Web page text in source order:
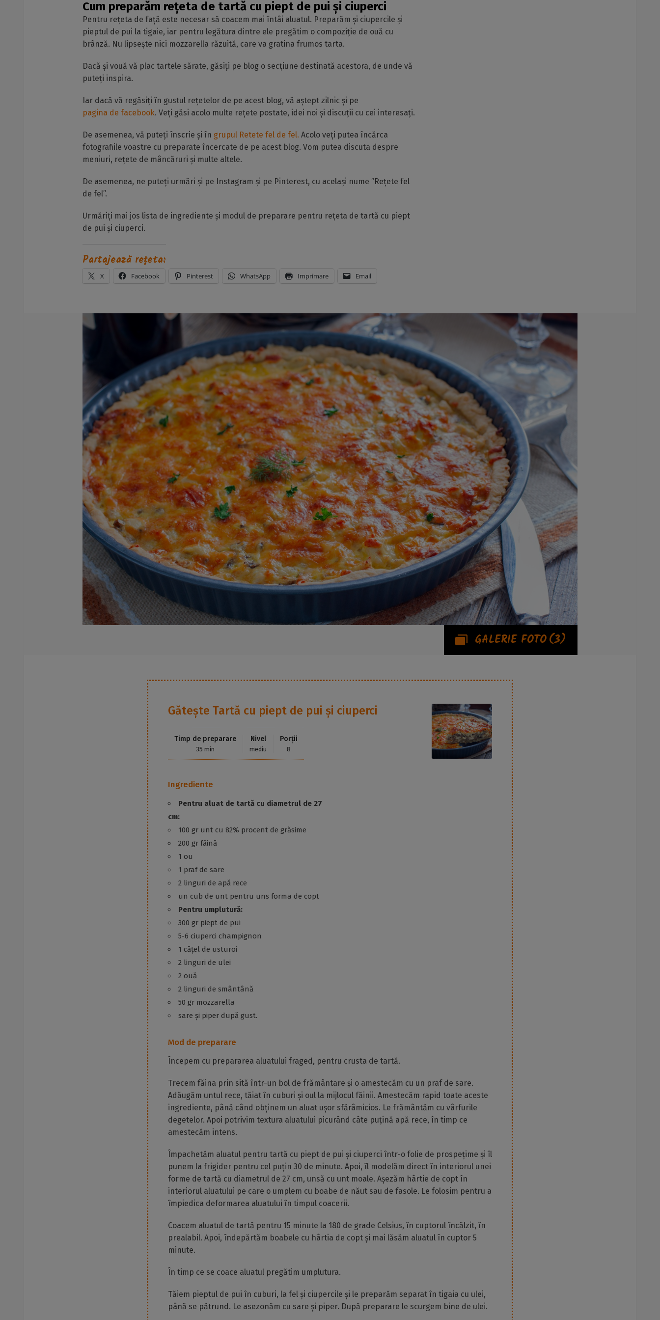
Cum preparăm rețeta de tartă cu piept de pui și ciuperci
Pentru rețeta de față este necesar să coacem mai întâi aluatul. Preparăm și ciupercile și
pieptul de pui la tigaie, iar pentru legătura dintre ele pregătim o compoziție de ouă cu
brânză. Nu lipsește nici mozzarella răzuită, care va gratina frumos tarta.
Dacă și vouă vă plac tartele sărate, găsiți pe blog o secțiune destinată acestora, de unde vă
puteți inspira.
Iar dacă vă regăsiți în gustul rețetelor de pe acest blog, vă aștept zilnic și pe
pagina de facebook. Veți găsi acolo multe rețete postate, idei noi și discuții cu cei interesați.
De asemenea, vă puteți înscrie și în grupul Retete fel de fel. Acolo veți putea încărca
fotografiile voastre cu preparate încercate de pe acest blog. Vom putea discuta despre
meniuri, rețete de mâncăruri și multe altele.
De asemenea, ne puteți urmări și pe Instagram și pe Pinterest, cu același nume ”Rețete fel
de fel”.
Urmăriți mai jos lista de ingrediente și modul de preparare pentru rețeta de tartă cu piept
de pui și ciuperci.
Partajează rețeta:
X Facebook Pinterest WhatsApp Imprimare Email
GALERIE FOTO(3)
Gătește Tartă cu piept de pui și ciuperci
Timp de preparare
35 min
Nivel
mediu
Porții
8
Ingrediente
Pentru aluat de tartă cu diametrul de 27
cm:
100 gr unt cu 82% procent de grăsime
200 gr făină
1 ou
1 praf de sare
2 linguri de apă rece
un cub de unt pentru uns forma de copt
Pentru umplutură:
300 gr piept de pui
5-6 ciuperci champignon
1 cățel de usturoi
2 linguri de ulei
2 ouă
2 linguri de smântână
50 gr mozzarella
sare și piper după gust.
Mod de preparare
Începem cu prepararea aluatului fraged, pentru crusta de tartă.
Trecem făina prin sită într-un bol de frământare și o amestecăm cu un praf de sare.
Adăugăm untul rece, tăiat în cuburi și oul la mijlocul făinii. Amestecăm rapid toate aceste
ingrediente, până când obținem un aluat ușor sfărâmicios. Le frământăm cu vârfurile
degetelor. Apoi potrivim textura aluatului picurând câte puțină apă rece, în timp ce
amestecăm intens.
Împachetăm aluatul pentru tartă cu piept de pui și ciuperci într-o folie de prospețime și îl
punem la frigider pentru cel puțin 30 de minute. Apoi, îl modelăm direct în interiorul unei
forme de tartă cu diametrul de 27 cm, unsă cu unt moale. Așezăm hârtie de copt în
interiorul aluatului pe care o umplem cu boabe de năut sau de fasole. Le folosim pentru a
împiedica deformarea aluatului în timpul coacerii.
Coacem aluatul de tartă pentru 15 minute la 180 de grade Celsius, în cuptorul încălzit, în
prealabil. Apoi, îndepărtăm boabele cu hârtia de copt și mai lăsăm aluatul în cuptor 5
minute.
În timp ce se coace aluatul pregătim umplutura.
Tăiem pieptul de pui în cuburi, la fel și ciupercile și le preparăm separat în tigaia cu ulei,
până se pătrund. Le asezonăm cu sare și piper. După preparare le scurgem bine de ulei.